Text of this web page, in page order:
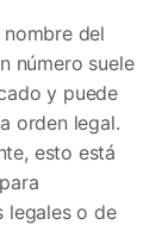
nombre del
número suele
y puede
orden legal.
esto está
legales o de